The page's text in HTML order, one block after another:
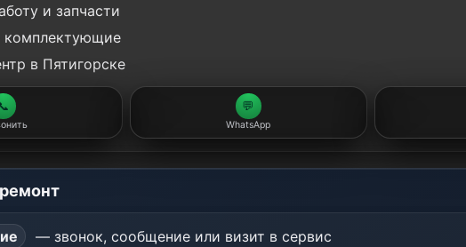
и запчасти
комплектующие
в Пятигорске
💬
WhatsApp
— звонок, сообщение или визит в сервис